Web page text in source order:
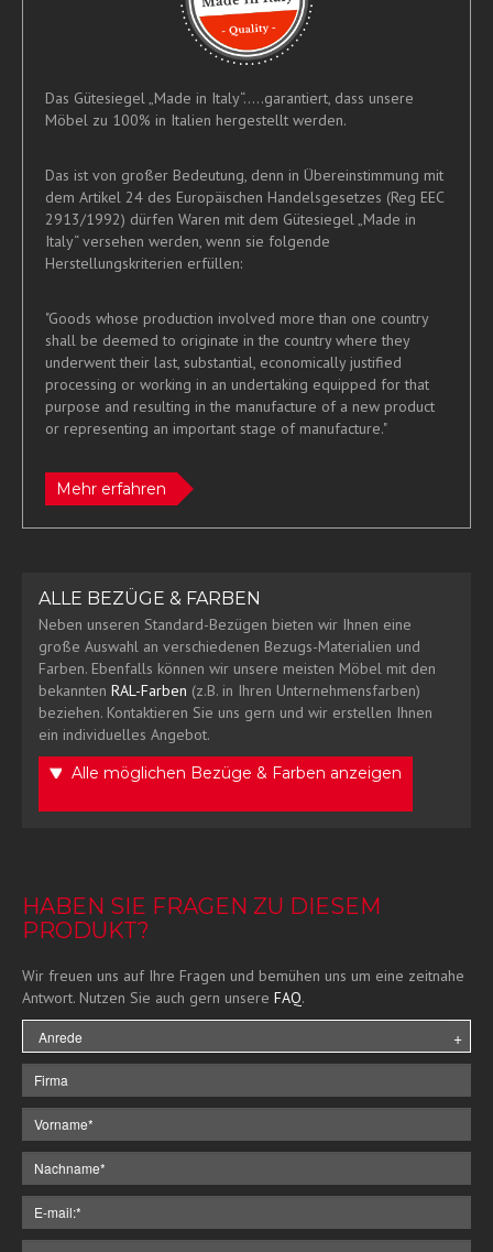
Das Gütesiegel „Made in Italy“.....garantiert, dass unsere
Möbel zu 100% in Italien hergestellt werden.
Das ist von großer Bedeutung, denn in Übereinstimmung mit
dem Artikel 24 des Europäischen Handelsgesetzes (Reg EEC
2913/1992) dürfen Waren mit dem Gütesiegel „Made in
Italy“ versehen werden, wenn sie folgende
Herstellungskriterien erfüllen:
"Goods whose production involved more than one country
shall be deemed to originate in the country where they
underwent their last, substantial, economically justified
processing or working in an undertaking equipped for that
purpose and resulting in the manufacture of a new product
or representing an important stage of manufacture."
Mehr erfahren
ALLE BEZÜGE & FARBEN
Neben unseren Standard-Bezügen bieten wir Ihnen eine
große Auswahl an verschiedenen Bezugs-Materialien und
Farben. Ebenfalls können wir unsere meisten Möbel mit den
bekannten RAL-Farben (z.B. in Ihren Unternehmensfarben)
beziehen. Kontaktieren Sie uns gern und wir erstellen Ihnen
ein individuelles Angebot.
Alle möglichen Bezüge & Farben anzeigen
HABEN SIE FRAGEN ZU DIESEM
PRODUKT?
Wir freuen uns auf Ihre Fragen und bemühen uns um eine zeitnahe
Antwort. Nutzen Sie auch gern unsere FAQ.